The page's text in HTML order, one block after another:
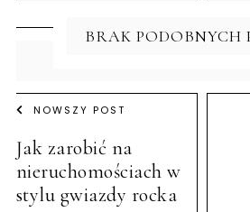
BRAK PODOBNYCH
NOWSZY POST
Jak zarobić na
nieruchomościach w
stylu gwiazdy rocka